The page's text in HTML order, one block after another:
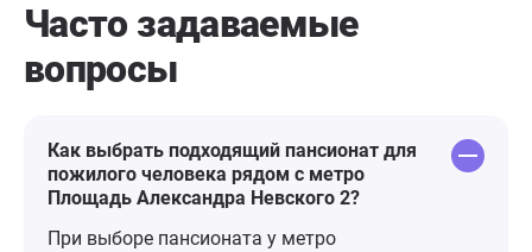
Часто задаваемые
вопросы
Как выбрать подходящий пансионат для
пожилого человека рядом с метро
Площадь Александра Невского 2?
При выборе пансионата у метро